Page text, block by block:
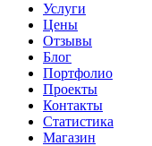
Услуги
Цены
Отзывы
Блог
Портфолио
Проекты
Контакты
Статистика
Магазин